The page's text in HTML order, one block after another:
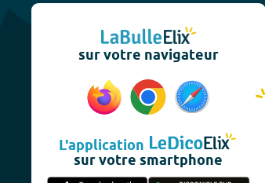
sur votre navigateur
L'application
sur votre smartphone